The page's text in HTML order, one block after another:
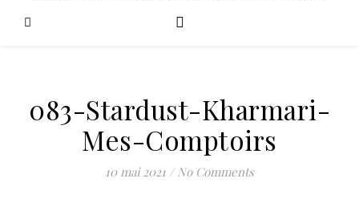
083-Stardust-Kharmari-
Mes-Comptoirs
10 mai 2021 / No Comments